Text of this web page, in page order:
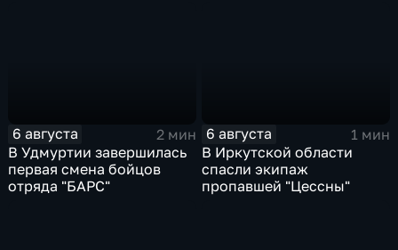
6 августа
2 мин
В Удмуртии завершилась
первая смена бойцов
отряда "БАРС"
6 августа
1 мин
В Иркутской области
спасли экипаж
пропавшей "Цессны"